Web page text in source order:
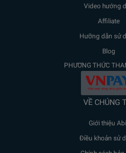
Video hướng
Affiliate
Hưỡng dẫn sử
Blog
PHƯƠNG THỨC
VỀ CHÚNG
Giới thiệu
Điều khoản sử